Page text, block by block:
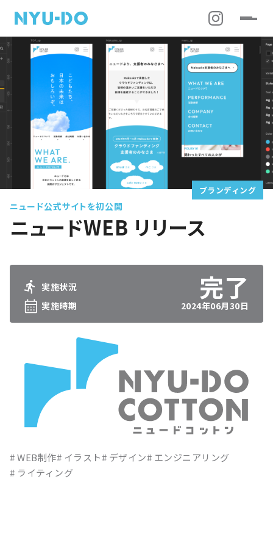
ブランディング
ニュード公式サイトを初公開
ニュードWEB リリース
実施状況
実施時期
2024年06月30日
WEB制作 イラスト デザイン
エンジニアリング
ライティング